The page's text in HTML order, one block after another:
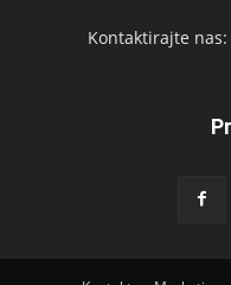
Kontaktirajte nas: